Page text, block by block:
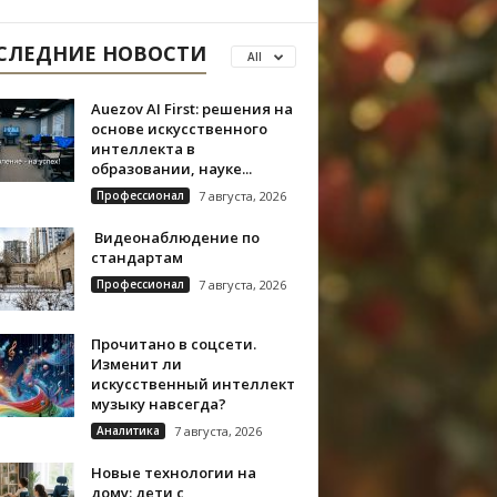
НОВОСТИ All
Auezov AI First: решения на
основе искусственного
интеллекта в
образовании, науке...
Профессионал 7 августа, 2026
Видеонаблюдение по
стандартам
Профессионал 7 августа, 2026
Прочитано в соцсети.
Изменит ли
искусственный интеллект
музыку навсегда?
Аналитика 7 августа, 2026
Новые технологии на
дому: дети с